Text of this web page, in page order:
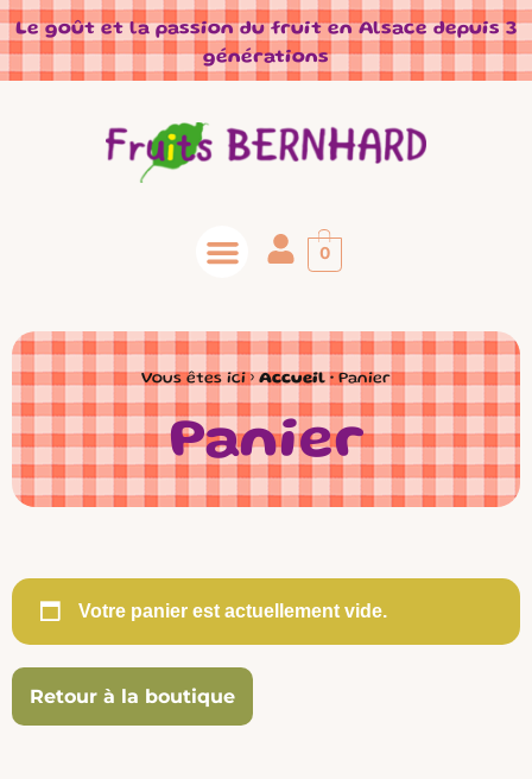
Le goût et la passion du fruit en Alsace depuis 3
générations
0
Vous êtes ici › Accueil • Panier
Panier
Votre panier est actuellement vide.
Retour à la boutique
Panneau de gestion des cookies